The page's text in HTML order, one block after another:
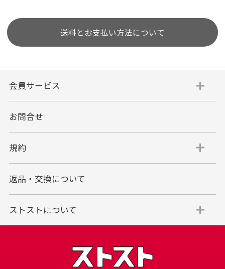
送料とお支払い方法について
会員サービス
お問合せ
規約
返品・交換について
ストストについて